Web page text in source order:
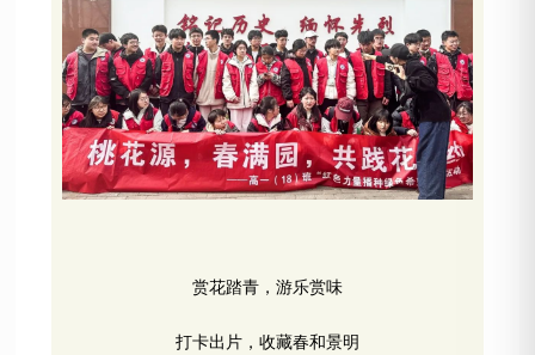
赏花踏青，游乐赏味
打卡出片，收藏春和景明